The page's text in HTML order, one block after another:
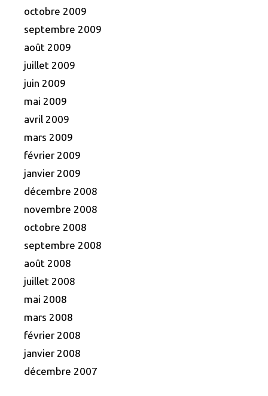
octobre 2009
septembre 2009
août 2009
juillet 2009
juin 2009
mai 2009
avril 2009
mars 2009
février 2009
janvier 2009
décembre 2008
novembre 2008
octobre 2008
septembre 2008
août 2008
juillet 2008
mai 2008
mars 2008
février 2008
janvier 2008
décembre 2007